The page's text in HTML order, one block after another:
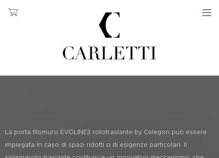
La porta filomuro EVOLINE3 rototraslante by Celegon può essere
impiegata in caso di spazi ridotti o di esigenze particolari. Il